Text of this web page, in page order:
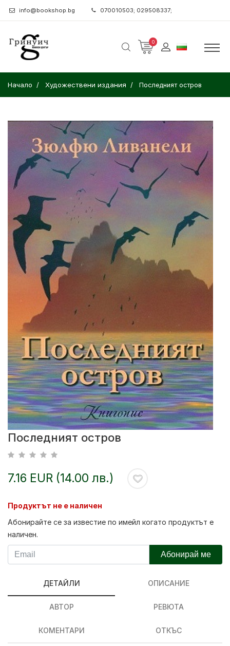
info@bookshop.bg 070010503; 029508337;
0
Начало Художествени издания Последният остров
Последният остров
7.16 EUR (14.00 лв.)
Продуктът не е наличен
Абонирайте се за известие по имейл когато продуктът е
наличен.
Абонирай ме
ДЕТАЙЛИ ОПИСАНИЕ
АВТОР РЕВЮТА
КОМЕНТАРИ ОТКЪС